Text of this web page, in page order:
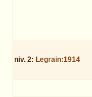
niv. 2: Legrain:1914